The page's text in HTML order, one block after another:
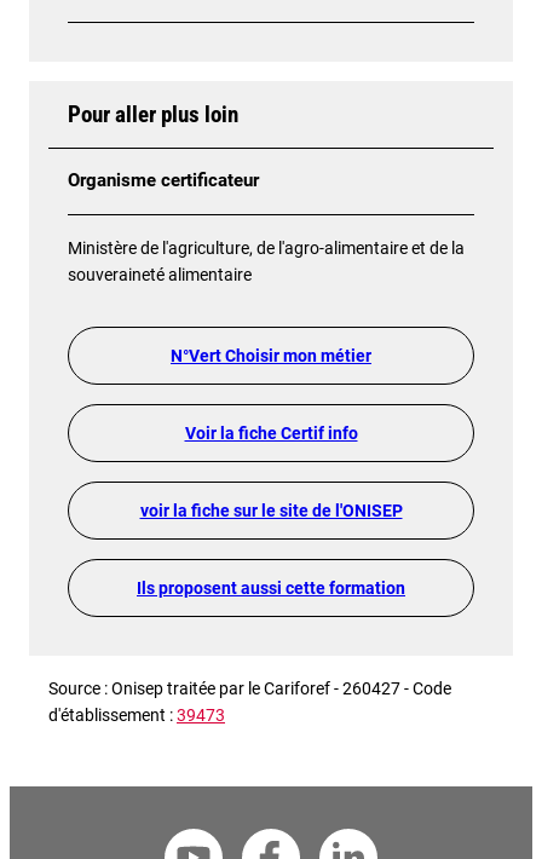
Pour aller plus loin
Organisme certificateur
Ministère de l'agriculture, de l'agro-alimentaire et de la
souveraineté alimentaire
N°Vert Choisir mon métier
Voir la fiche Certif info
voir la fiche sur le site de l'ONISEP
Ils proposent aussi cette formation
Source : Onisep traitée par le Cariforef - 260427 - Code
d'établissement :39473